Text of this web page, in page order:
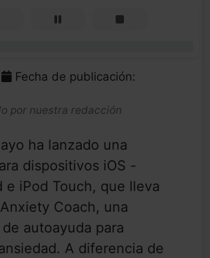
Fecha de publicación:
por nuestra redacción
ha lanzado una
dispositivos iOS -
e iPod Touch, que lleva
Coach, una
autoayuda para
A diferencia de